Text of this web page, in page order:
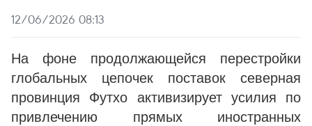
12/06/2026 08:13
На фоне продолжающейся перестройки
глобальных цепочек поставок северная
провинция Футхо активизирует усилия по
привлечению прямых иностранных